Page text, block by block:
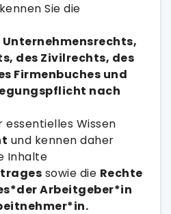
Sie die
Unternehmensrechts,
des Zivilrechts, des
Firmenbuches und
nach
essentielles Wissen
und kennen daher
Inhalte
sowie die Rechte
Arbeitgeber*in